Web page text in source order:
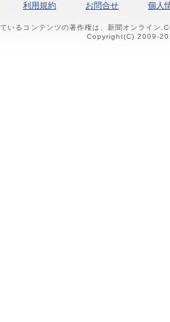
利用規約 お問合せ 個人
いるコンテンツの著作権は、新聞オンライン
Copyright(C) 2009-